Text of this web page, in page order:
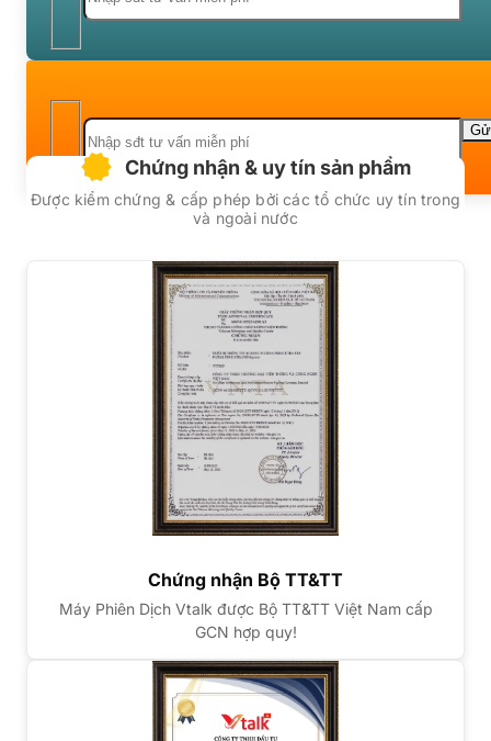
Chứng nhận & uy tín sản phẩm
Được kiểm chứng & cấp phép bởi các tổ chức uy tín trong
và ngoài nước
Chứng nhận Bộ TT&TT
Máy Phiên Dịch Vtalk được Bộ TT&TT Việt Nam cấp
GCN hợp quy!